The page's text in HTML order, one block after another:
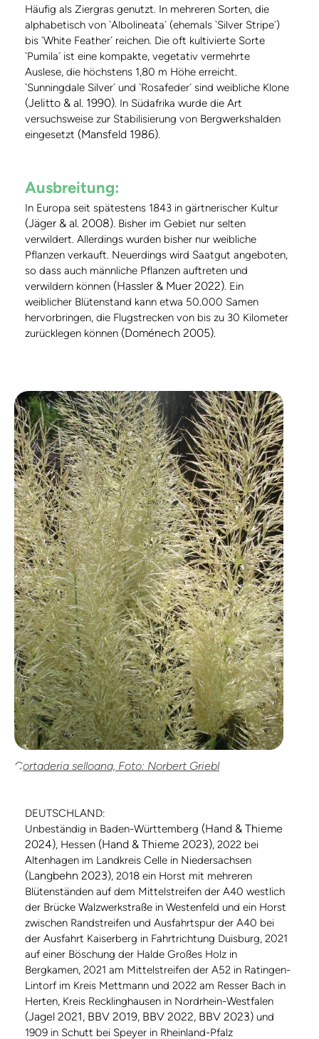
Häufig als Ziergras genutzt. In mehreren Sorten, die
alphabetisch von `Albolineata´ (ehemals `Silver Stripe´)
bis `White Feather´ reichen. Die oft kultivierte Sorte
`Pumila´ ist eine kompakte, vegetativ vermehrte
Auslese, die höchstens 1,80 m Höhe erreicht.
`Sunningdale Silver´ und `Rosafeder´ sind weibliche Klone
(Jelitto & al. 1990). In Südafrika wurde die Art
versuchsweise zur Stabilisierung von Bergwerkshalden
eingesetzt (Mansfeld 1986).
Ausbreitung:
In Europa seit spätestens 1843 in gärtnerischer Kultur
(Jäger & al. 2008). Bisher im Gebiet nur selten
verwildert. Allerdings wurden bisher nur weibliche
Pflanzen verkauft. Neuerdings wird Saatgut angeboten,
so dass auch männliche Pflanzen auftreten und
verwildern können (Hassler & Muer 2022). Ein
weiblicher Blütenstand kann etwa 50.000 Samen
hervorbringen, die Flugstrecken von bis zu 30 Kilometer
zurücklegen können (Doménech 2005).
Cortaderia selloana, Foto: Norbert Griebl
DEUTSCHLAND:
Unbeständig in Baden-Württemberg (Hand & Thieme
2024), Hessen (Hand & Thieme 2023), 2022 bei
Altenhagen im Landkreis Celle in Niedersachsen
(Langbehn 2023), 2018 ein Horst mit mehreren
Blütenständen auf dem Mittelstreifen der A40 westlich
der Brücke Walzwerkstraße in Westenfeld und ein Horst
zwischen Randstreifen und Ausfahrtspur der A40 bei
der Ausfahrt Kaiserberg in Fahrtrichtung Duisburg, 2021
auf einer Böschung der Halde Großes Holz in
Bergkamen, 2021 am Mittelstreifen der A52 in Ratingen-
Lintorf im Kreis Mettmann und 2022 am Resser Bach in
Herten, Kreis Recklinghausen in Nordrhein-Westfalen
(Jagel 2021, BBV 2019, BBV 2022, BBV 2023) und
1909 in Schutt bei Speyer in Rheinland-Pfalz